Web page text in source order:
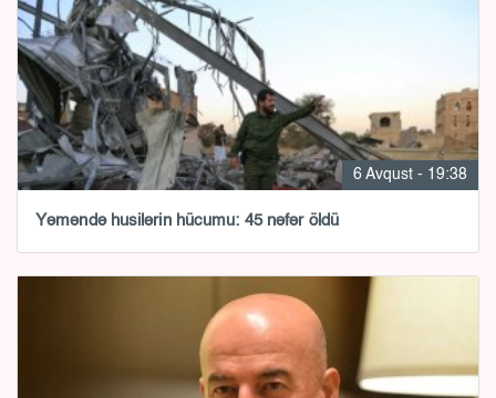
6 Avqust - 19:38
Yəməndə husilərin hücumu: 45 nəfər öldü